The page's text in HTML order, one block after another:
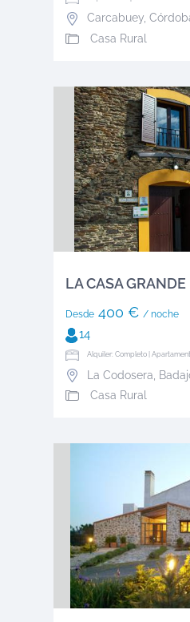
Carcabuey,
Casa Rural
LA CASA
Desde400 € / noche
14
Alquiler: Completo |
La Codosera
Casa Rural